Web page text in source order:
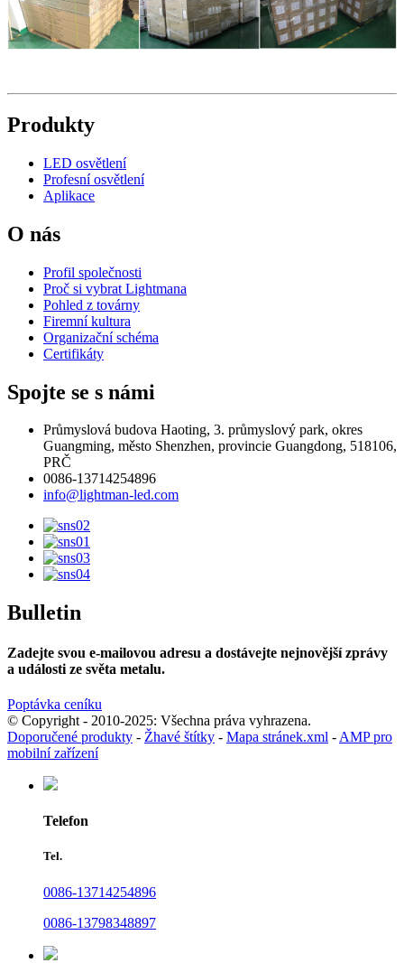
Produkty
LED osvětlení
Profesní osvětlení
Aplikace
O nás
Profil společnosti
Proč si vybrat Lightmana
Pohled z továrny
Firemní kultura
Organizační schéma
Certifikáty
Spojte se s námi
Průmyslová budova Haoting, 3. průmyslový park, okres
Guangming, město Shenzhen, provincie Guangdong, 518106,
PRČ
0086-13714254896
info@lightman-led.com
Bulletin
Zadejte svou e-mailovou adresu a dostávejte nejnovější zprávy
a události ze světa metalu.
Poptávka ceníku
© Copyright - 2010-2025: Všechna práva vyhrazena.
Doporučené produkty - Žhavé štítky - Mapa stránek.xml - AMP pro
mobilní zařízení
Telefon
Tel.
0086-13714254896
0086-13798348897